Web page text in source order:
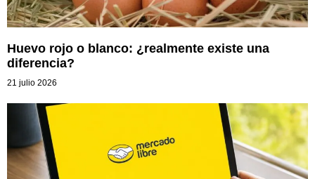
Huevo rojo o blanco: ¿realmente existe una
diferencia?
21 julio 2026